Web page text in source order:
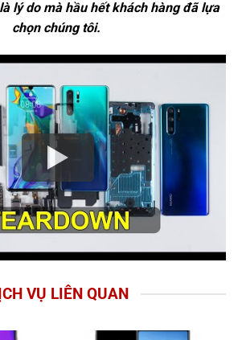
lý do mà hầu hết khách hàng đã lựa
chọn chúng tôi.
VỤ LIÊN QUAN